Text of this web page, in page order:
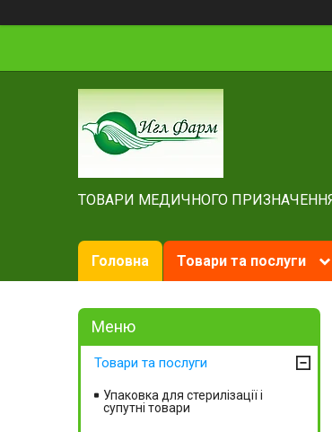
ТОВАРИ МЕДИЧНОГО
Головна Товари та послуги
Товари та послуги
Упаковка для стерилізації і
супутні товари